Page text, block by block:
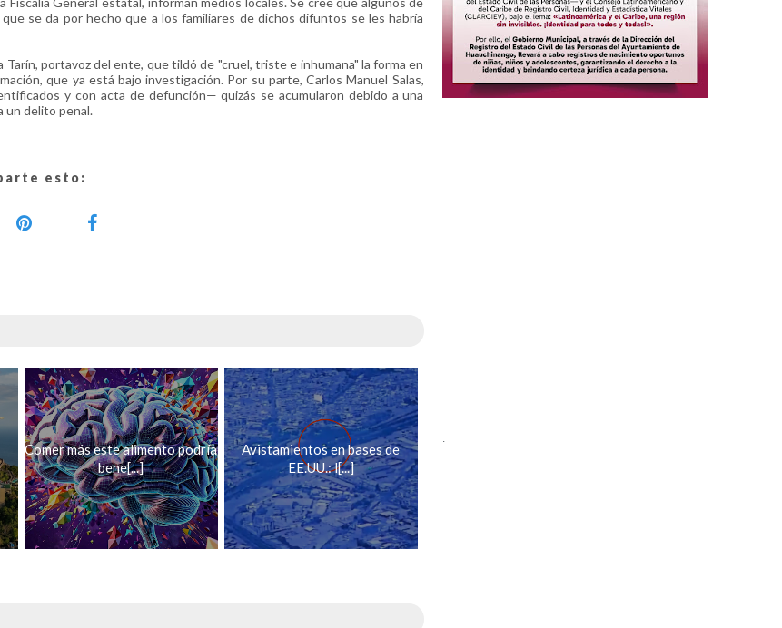
se da por hecho que a los familiares de dichos difuntos se les habría
portavoz del ente, que tildó de "cruel, triste e inhumana" la forma en
que ya está bajo investigación. Por su parte, Carlos Manuel Salas,
y con acta de defunción— quizás se acumularon debido a una
un delito penal.
esto:
Comer más este alimento podría
bene[...]
Avistamientos en bases de
EE.UU.: l[...]
.